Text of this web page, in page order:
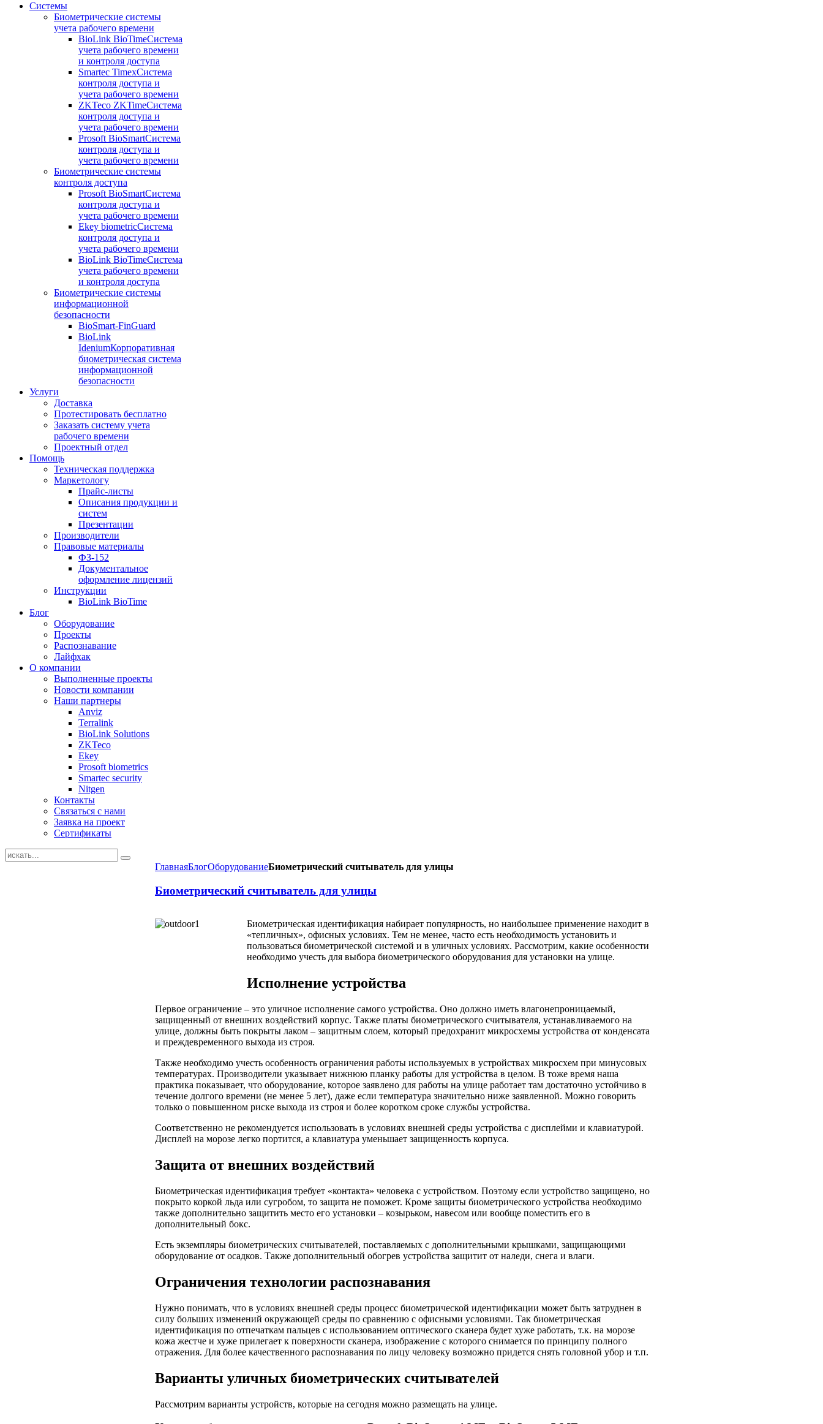
Системы
Биометрические системы
учета рабочего времени
BioLink BioTimeСистема
учета рабочего времени
и контроля доступа
Smartec TimexСистема
контроля доступа и
учета рабочего времени
ZKTeco ZKTimeСистема
контроля доступа и
учета рабочего времени
Prosoft BioSmartСистема
контроля доступа и
учета рабочего времени
Биометрические системы
контроля доступа
Prosoft BioSmartСистема
контроля доступа и
учета рабочего времени
Ekey biometricСистема
контроля доступа и
учета рабочего времени
BioLink BioTimeСистема
учета рабочего времени
и контроля доступа
Биометрические системы
информационной
безопасности
BioSmart-FinGuard
BioLink
IdeniumКорпоративная
биометрическая система
информационной
безопасности
Услуги
Доставка
Протестировать бесплатно
Заказать систему учета
рабочего времени
Проектный отдел
Помощь
Техническая поддержка
Маркетологу
Прайс-листы
Описания продукции и
систем
Презентации
Производители
Правовые материалы
ФЗ-152
Документальное
оформление лицензий
Инструкции
BioLink BioTime
Блог
Оборудование
Проекты
Распознавание
Лайфхак
О компании
Выполненные проекты
Новости компании
Наши партнеры
Anviz
Terralink
BioLink Solutions
ZKTeco
Ekey
Prosoft biometrics
Smartec security
Nitgen
Контакты
Связаться с нами
Заявка на проект
Сертификаты
ГлавнаяБлогОборудованиеБиометрический считыватель для улицы
Биометрический считыватель для улицы
Биометрическая идентификация набирает популярность, но наибольшее применение находит в
«тепличных», офисных условиях. Тем не менее, часто есть необходимость установить и
пользоваться биометрической системой и в уличных условиях. Рассмотрим, какие особенности
необходимо учесть для выбора биометрического оборудования для установки на улице.
Исполнение устройства
Первое ограничение – это уличное исполнение самого устройства. Оно должно иметь влагонепроницаемый,
защищенный от внешних воздействий корпус. Также платы биометрического считывателя, устанавливаемого на
улице, должны быть покрыты лаком – защитным слоем, который предохранит микросхемы устройства от конденсата
и преждевременного выхода из строя.
Также необходимо учесть особенность ограничения работы используемых в устройствах микросхем при минусовых
температурах. Производители указывает нижнюю планку работы для устройства в целом. В тоже время наша
практика показывает, что оборудование, которое заявлено для работы на улице работает там достаточно устойчиво в
течение долгого времени (не менее 5 лет), даже если температура значительно ниже заявленной. Можно говорить
только о повышенном риске выхода из строя и более коротком сроке службы устройства.
Соответственно не рекомендуется использовать в условиях внешней среды устройства с дисплейми и клавиатурой.
Дисплей на морозе легко портится, а клавиатура уменьшает защищенность корпуса.
Защита от внешних воздействий
Биометрическая идентификация требует «контакта» человека с устройством. Поэтому если устройство защищено, но
покрыто коркой льда или сугробом, то защита не поможет. Кроме защиты биометрического устройства необходимо
также дополнительно защитить место его установки – козырьком, навесом или вообще поместить его в
дополнительный бокс.
Есть экземпляры биометрических считывателей, поставляемых с дополнительными крышками, защищающими
оборудование от осадков. Также дополнительный обогрев устройства защитит от наледи, снега и влаги.
Ограничения технологии распознавания
Нужно понимать, что в условиях внешней среды процесс биометрической идентификации может быть затруднен в
силу больших изменений окружающей среды по сравнению с офисными условиями. Так биометрическая
идентификация по отпечаткам пальцев с использованием оптического сканера будет хуже работать, т.к. на морозе
кожа жестче и хуже прилегает к поверхности сканера, изображение с которого снимается по принципу полного
отражения. Для более качественного распознавания по лицу человеку возможно придется снять головной убор и т.п.
Варианты уличных биометрических считывателей
Рассмотрим варианты устройств, которые на сегодня можно размещать на улице.